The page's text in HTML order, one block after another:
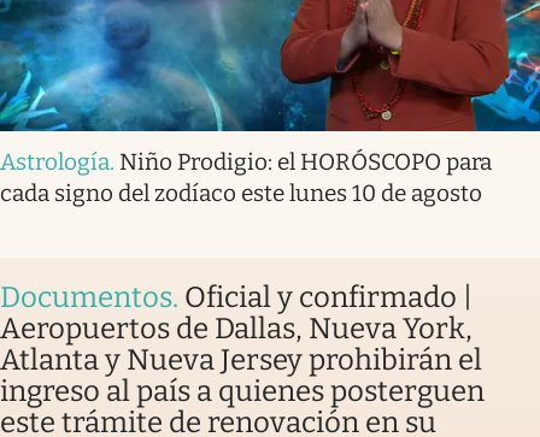
Astrología. Niño Prodigio: el HORÓSCOPO para
cada signo del zodíaco este lunes 10 de agosto
Documentos. Oficial y confirmado |
Aeropuertos de Dallas, Nueva York,
Atlanta y Nueva Jersey prohibirán el
ingreso al país a quienes posterguen
este trámite de renovación en su